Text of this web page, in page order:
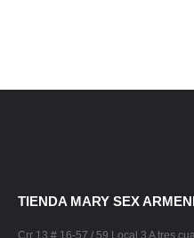
TIENDA MARY SEX
Crr 13 # 16-57 / 59 Local 3 A tres